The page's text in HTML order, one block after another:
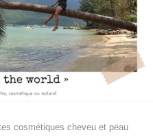
cosmétiques cheveu et peau